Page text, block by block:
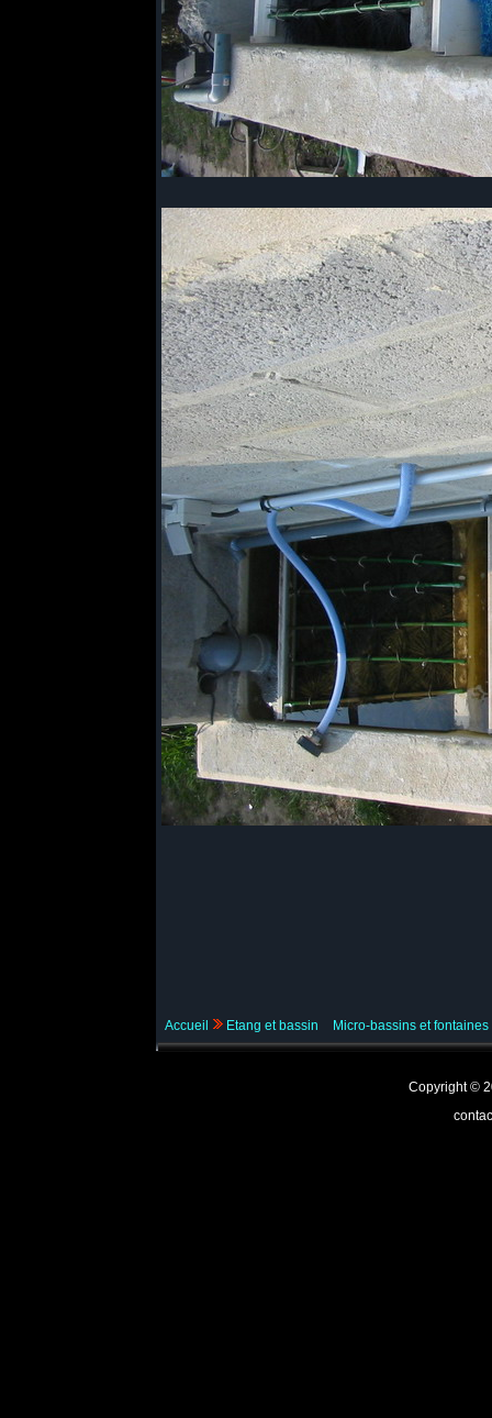
Accueil Etang et bassin Micro-bassins et fontaines
Copyright ©